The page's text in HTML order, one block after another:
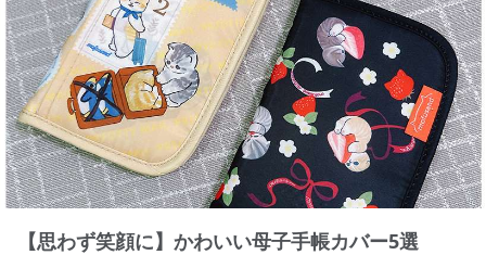
【思わず笑顔に】かわいい母子手帳カバー5選